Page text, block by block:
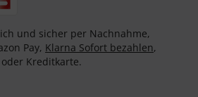
und sicher per Nachnahme,
Pay, Klarna Sofort bezahlen,
oder Kreditkarte.